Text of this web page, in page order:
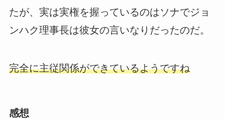
たが、実は実権を握っているのはソナでジョ
ンハク理事長は彼女の言いなりだったのだ。
完全に主従関係ができているようですね
感想